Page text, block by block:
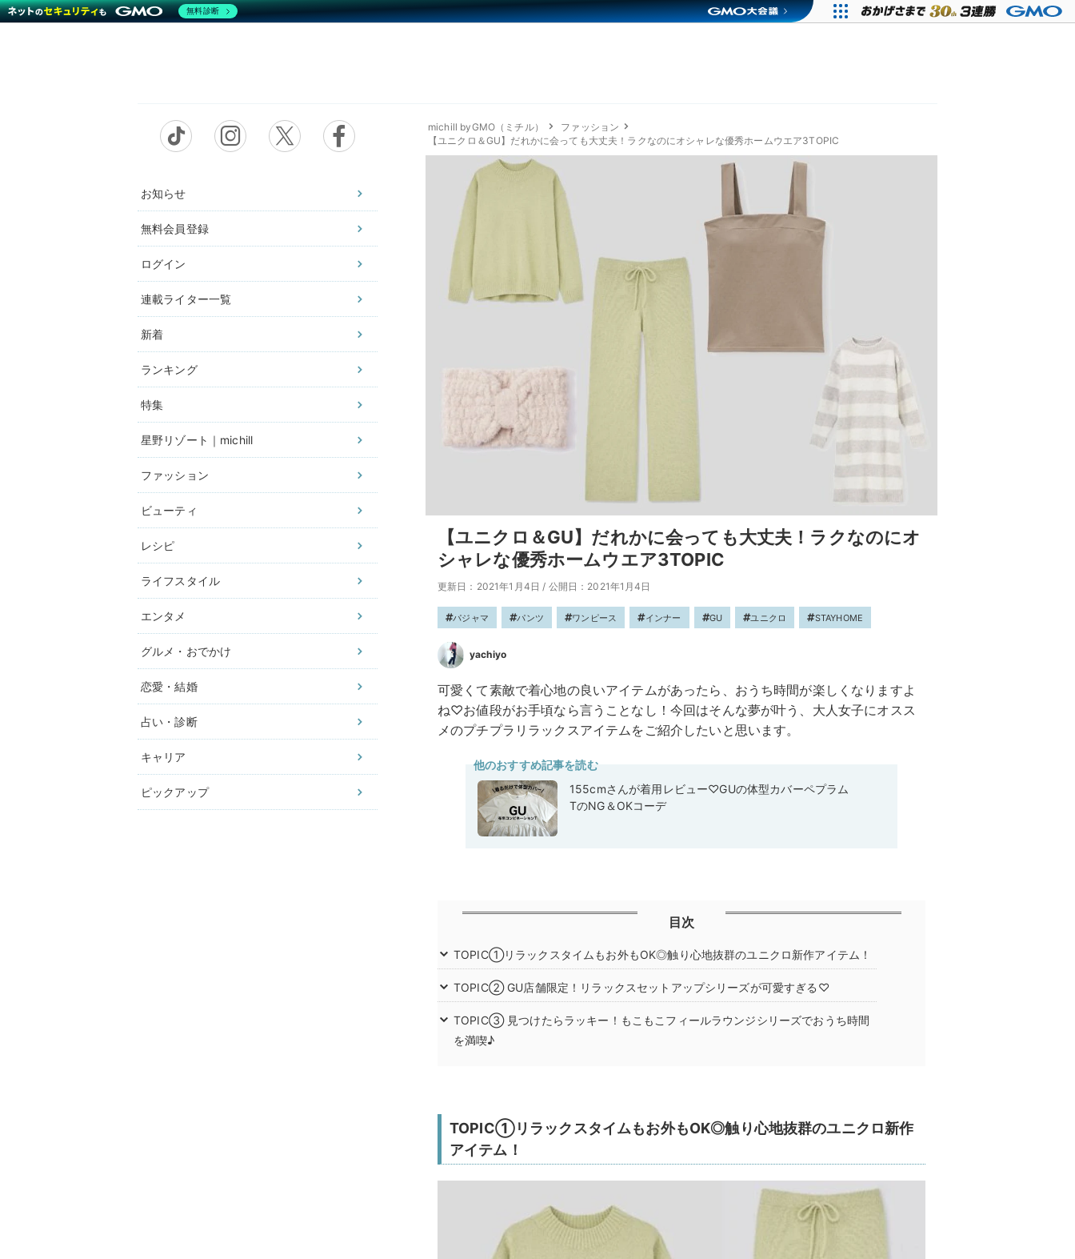
お知らせ
無料会員登録
ログイン
連載ライター一覧
新着
ランキング
特集
星野リゾート｜michill
ファッション
ビューティ
レシピ
ライフスタイル
エンタメ
グルメ・おでかけ
恋愛・結婚
占い・診断
キャリア
ピックアップ
michill byGMO（ミチル）
ファッション
【ユニクロ＆GU】だれかに会っても大丈夫！ラクなのにオシャレな優秀ホームウエア3TOPIC
【ユニクロ＆GU】だれかに会っても大丈夫！ラクなのにオ
シャレな優秀ホームウエア3TOPIC
更新日：2021年1月4日 / 公開日：2021年1月4日
パジャマ パンツ ワンピース インナー GU ユニクロ STAYHOME
yachiyo
可愛くて素敵で着心地の良いアイテムがあったら、おうち時間が楽しくなりますよ
ね♡お値段がお手頃なら言うことなし！今回はそんな夢が叶う、大人女子にオスス
メのプチプラリラックスアイテムをご紹介したいと思います。
他のおすすめ記事を読む
155cmさんが着用レビュー♡GUの体型カバーペプラム
TのNG＆OKコーデ
目次
TOPIC①リラックスタイムもお外もOK◎触り心地抜群のユニクロ新作アイテム！
TOPIC② GU店舗限定！リラックスセットアップシリーズが可愛すぎる♡
TOPIC③ 見つけたらラッキー！もこもこフィールラウンジシリーズでおうち時間
を満喫♪
TOPIC①リラックスタイムもお外もOK◎触り心地抜群のユニクロ新作
アイテム！
無料診断